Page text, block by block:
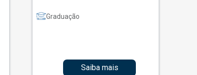
Graduação
Saiba mais